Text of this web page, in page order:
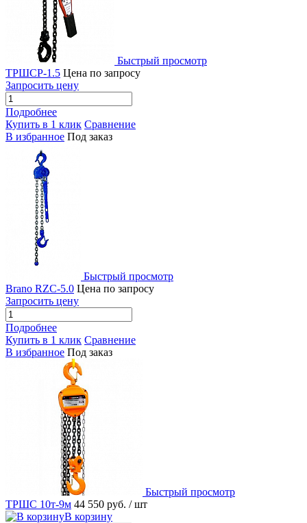
Быстрый просмотр
ТРШСР-1.5 Цена по запросу
Запросить цену
Подробнее
Купить в 1 клик Сравнение
В избранное Под заказ
Быстрый просмотр
Brano RZC-5.0 Цена по запросу
Запросить цену
Подробнее
Купить в 1 клик Сравнение
В избранное Под заказ
Быстрый просмотр
ТРШС 10т-9м 44 550 руб. / шт
В корзину